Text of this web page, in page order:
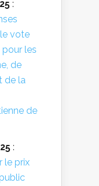
:
vote
les
de
de la
de
:
le prix